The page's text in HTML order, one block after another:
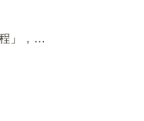
參加。